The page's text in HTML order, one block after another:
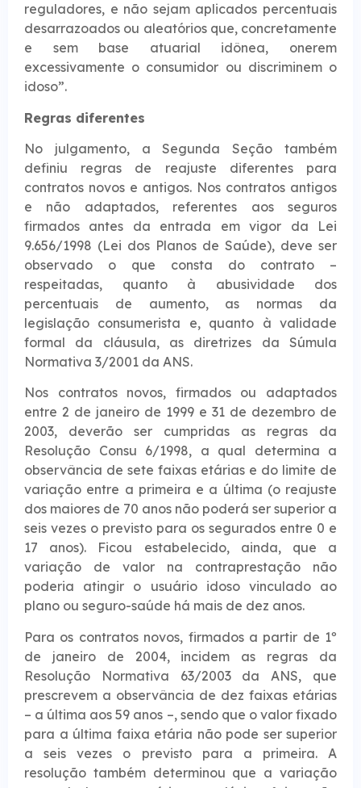
reguladores, e não sejam aplicados percentuais
desarrazoados ou aleatórios que, concretamente
e sem base atuarial idônea, onerem
excessivamente o consumidor ou discriminem o
idoso”.
Regras diferen​tes
No julgamento, a Segunda Seção também
definiu regras de reajuste diferentes para
contratos novos e antigos. Nos contratos antigos
e não adaptados, referentes aos seguros
firmados antes da entrada em vigor da Lei
9.656/1998 (Lei dos Planos de Saúde), deve ser
observado o que consta do contrato –
respeitadas, quanto à abusividade dos
percentuais de aumento, as normas da
legislação consumerista e, quanto à validade
formal da cláusula, as diretrizes da Súmula
Normativa 3/2001 da ANS.
Nos contratos novos, firmados ou adaptados
entre 2 de janeiro de 1999 e 31 de dezembro de
2003, deverão ser cumpridas as regras da
Resolução Consu 6/1998, a qual determina a
observância de sete faixas etárias e do limite de
variação entre a primeira e a última (o reajuste
dos maiores de 70 anos não poderá ser superior a
seis vezes o previsto para os segurados entre 0 e
17 anos). Ficou estabelecido, ainda, que a
variação de valor na contraprestação não
poderia atingir o usuário idoso vinculado ao
plano ou seguro-saúde há mais de dez anos.
Para os contratos novos, firmados a partir de 1º
de janeiro de 2004, incidem as regras da
Resolução Normativa 63/2003 da ANS, que
prescrevem a observância de dez faixas etárias
– a última aos 59 anos –, sendo que o valor fixado
para a última faixa etária não pode ser superior
a seis vezes o previsto para a primeira. A
resolução também determinou que a variação